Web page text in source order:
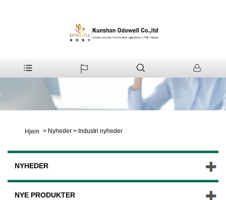
Hjem > Nyheder > Industri nyheder
NYHEDER
NYE PRODUKTER